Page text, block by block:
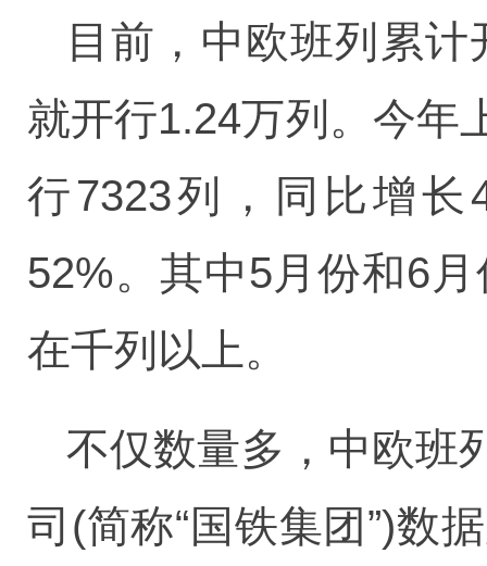
目前，中欧班列累
就开行1.24万列。今年
行7323列，同比增
52%。其中5月份和6
在千列以上。
不仅数量多，中欧班
司(简称“国铁集团”)数